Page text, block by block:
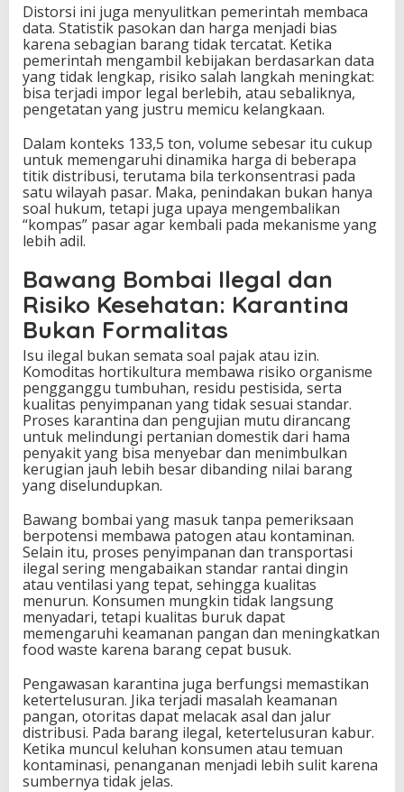
Distorsi ini juga menyulitkan pemerintah membaca
data. Statistik pasokan dan harga menjadi bias
karena sebagian barang tidak tercatat. Ketika
pemerintah mengambil kebijakan berdasarkan data
yang tidak lengkap, risiko salah langkah meningkat:
bisa terjadi impor legal berlebih, atau sebaliknya,
pengetatan yang justru memicu kelangkaan.
Dalam konteks 133,5 ton, volume sebesar itu cukup
untuk memengaruhi dinamika harga di beberapa
titik distribusi, terutama bila terkonsentrasi pada
satu wilayah pasar. Maka, penindakan bukan hanya
soal hukum, tetapi juga upaya mengembalikan
“kompas” pasar agar kembali pada mekanisme yang
lebih adil.
Bawang Bombai Ilegal dan
Risiko Kesehatan: Karantina
Bukan Formalitas
Isu ilegal bukan semata soal pajak atau izin.
Komoditas hortikultura membawa risiko organisme
pengganggu tumbuhan, residu pestisida, serta
kualitas penyimpanan yang tidak sesuai standar.
Proses karantina dan pengujian mutu dirancang
untuk melindungi pertanian domestik dari hama
penyakit yang bisa menyebar dan menimbulkan
kerugian jauh lebih besar dibanding nilai barang
yang diselundupkan.
Bawang bombai yang masuk tanpa pemeriksaan
berpotensi membawa patogen atau kontaminan.
Selain itu, proses penyimpanan dan transportasi
ilegal sering mengabaikan standar rantai dingin
atau ventilasi yang tepat, sehingga kualitas
menurun. Konsumen mungkin tidak langsung
menyadari, tetapi kualitas buruk dapat
memengaruhi keamanan pangan dan meningkatkan
food waste karena barang cepat busuk.
Pengawasan karantina juga berfungsi memastikan
ketertelusuran. Jika terjadi masalah keamanan
pangan, otoritas dapat melacak asal dan jalur
distribusi. Pada barang ilegal, ketertelusuran kabur.
Ketika muncul keluhan konsumen atau temuan
kontaminasi, penanganan menjadi lebih sulit karena
sumbernya tidak jelas.